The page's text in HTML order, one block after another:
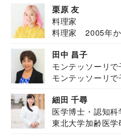
栗原 友
料理家
料理家 2005年か
田中 昌子
モンテッソーリ
ズハウス研究所所
モンテッソーリ
細田 千尋
医学博士・認知
東北大学加齢医